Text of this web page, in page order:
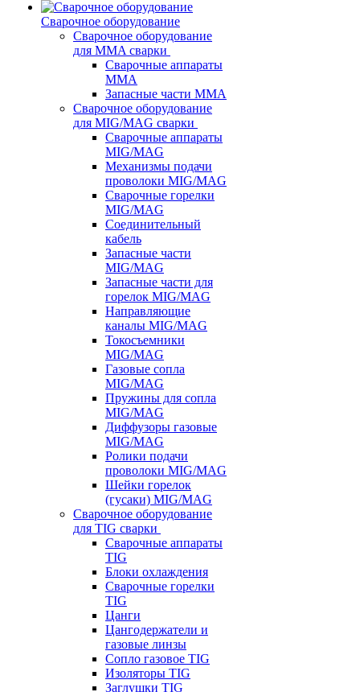
Сварочное оборудование
Сварочное оборудование
для MMA сварки
Сварочные аппараты
MMA
Запасные части MMA
Сварочное оборудование
для MIG/MAG сварки
Сварочные аппараты
MIG/MAG
Механизмы подачи
проволоки MIG/MAG
Сварочные горелки
MIG/MAG
Соединительный
кабель
Запасные части
MIG/MAG
Запасные части для
горелок MIG/MAG
Направляющие
каналы MIG/MAG
Токосъемники
MIG/MAG
Газовые сопла
MIG/MAG
Пружины для сопла
MIG/MAG
Диффузоры газовые
MIG/MAG
Ролики подачи
проволоки MIG/MAG
Шейки горелок
(гусаки) MIG/MAG
Сварочное оборудование
для TIG сварки
Сварочные аппараты
TIG
Блоки охлаждения
Сварочные горелки
TIG
Цанги
Цангодержатели и
газовые линзы
Сопло газовое TIG
Изоляторы TIG
Заглушки TIG